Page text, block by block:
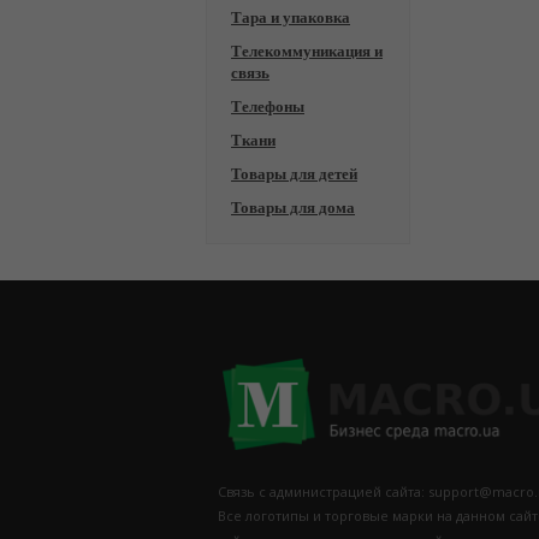
Тара и упаковка
Телекоммуникация и
связь
Телефоны
Ткани
Товары для детей
Товары для дома
Связь с администрацией сайта:
Все логотипы и торговые марки на данном